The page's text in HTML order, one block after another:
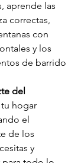
aprende las
correctas,
con
y los
de barrido
del
hogar
el
de los
y